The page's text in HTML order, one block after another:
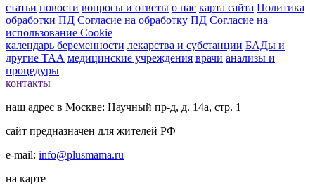
статьи новости вопросы и ответы о нас карта сайта Политика
обработки ПД Согласие на обработку ПД Согласие на
использование Cookie
календарь беременности лекарства и субстанции БАДы и
другие ТАА медицинские учреждения врачи анализы и
процедуры
контакты
наш адрес в Москве: Научный пр-д, д. 14а, стр. 1
сайт предназначен для жителей РФ
e-mail: info@plusmama.ru
на карте